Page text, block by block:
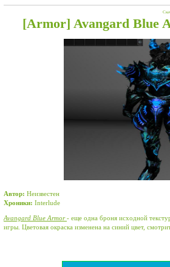
[Armor] Avangard Blue
Автор: Неизвестен
Хроники: Interlude
Avangard Blue Armor- еще одна броня исходной
игры. Цветовая окраска изменена на синий цвет,